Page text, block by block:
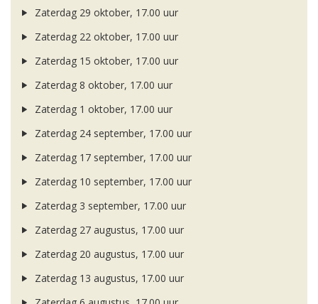
Zaterdag 29 oktober, 17.00 uur
Zaterdag 22 oktober, 17.00 uur
Zaterdag 15 oktober, 17.00 uur
Zaterdag 8 oktober, 17.00 uur
Zaterdag 1 oktober, 17.00 uur
Zaterdag 24 september, 17.00 uur
Zaterdag 17 september, 17.00 uur
Zaterdag 10 september, 17.00 uur
Zaterdag 3 september, 17.00 uur
Zaterdag 27 augustus, 17.00 uur
Zaterdag 20 augustus, 17.00 uur
Zaterdag 13 augustus, 17.00 uur